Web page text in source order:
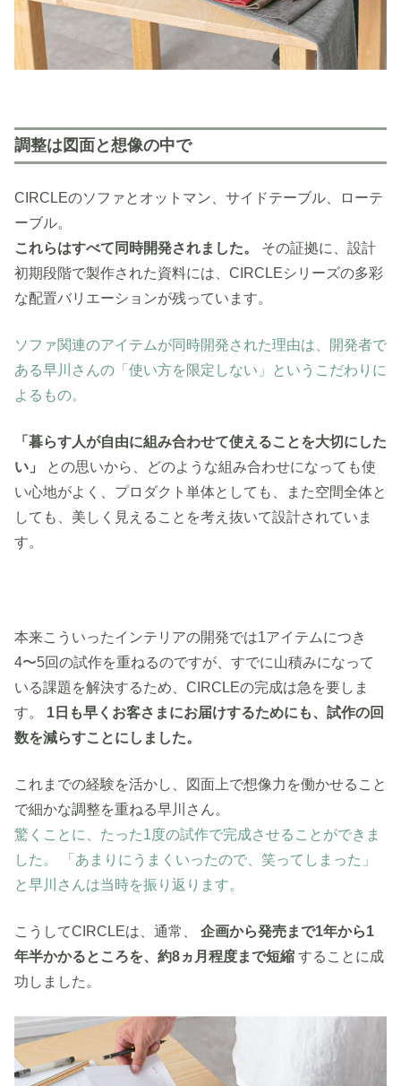
調整は図面と想像の中で
CIRCLEのソファとオットマン、サイドテーブル、ローテ
ーブル。
これらはすべて同時開発されました。 その証拠に、設計
初期段階で製作された資料には、CIRCLEシリーズの多彩
な配置バリエーションが残っています。
ソファ関連のアイテムが同時開発された理由は、開発者で
ある早川さんの「使い方を限定しない」というこだわりに
よるもの。
「暮らす人が自由に組み合わせて使えることを大切にした
い」
との思いから、どのような組み合わせになっても使
い心地がよく、プロダクト単体としても、また空間全体と
しても、美しく見えることを考え抜いて設計されていま
す。
本来こういったインテリアの開発では1アイテムにつき
4〜5回の試作を重ねるのですが、すでに山積みになって
いる課題を解決するため、CIRCLEの完成は急を要しま
す。 1日も早くお客さまにお届けするためにも、試作の回
数を減らすことにしました。
これまでの経験を活かし、図面上で想像力を働かせること
で細かな調整を重ねる早川さん。
驚くことに、たった1度の試作で完成させることができま
した。 「あまりにうまくいったので、笑ってしまった」
と早川さんは当時を振り返ります。
こうしてCIRCLEは、通常、 企画から発売まで1年から1
年半かかるところを、約8ヵ月程度まで短縮 することに成
功しました。